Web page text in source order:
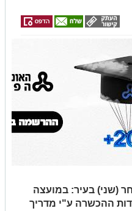
(שני) בעיר: במועצה
ההכשרה ע"י מדריך